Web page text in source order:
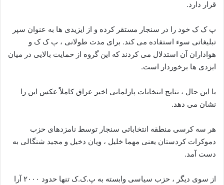
قرار دارد.
پ ک ک خود را در سنجار مستقر کرده و از ایزیدی ها به عنوان سپر
تبلیغاتی سوء استفاده می کند. برای مدت طولانی ، پ ک ک و
هواداران آن استدلال می کردند که این گروه از حمایت بالایی در میان
ایزدی ها برخوردار است.
با این حال ، نتایج انتخابات پارلمانی اخیر عراق کاملاً عکس این را
نشان می دهد.
هر سه کرسی منطقه انتخاباتی سنجار توسط نامزدهای حزب
دموکرات کردستان یعنی مهما خلیل ، ویان دخیل و مجید شنگالی به
دست آمد.
از سوی دیگر ، حزب سیاسی وابسته به پ.ک.ک تنها حدود ۲۰۰۰ آرا